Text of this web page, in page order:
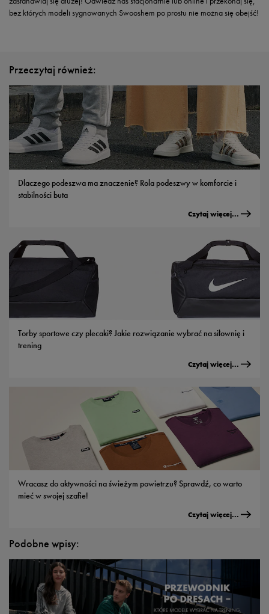
bez których modeli sygnowanych Swooshem po prostu nie można się obejść!
Przeczytaj również:
Dlaczego podeszwa ma znaczenie? Rola podeszwy w komforcie i
stabilności buta
Czytaj więcej...
Torby sportowe czy plecaki? Jakie rozwiązanie wybrać na siłownię i
trening
Czytaj więcej...
Wracasz do aktywności na świeżym powietrzu? Sprawdź, co warto
mieć w swojej szafie!
Czytaj więcej...
Podobne wpisy: